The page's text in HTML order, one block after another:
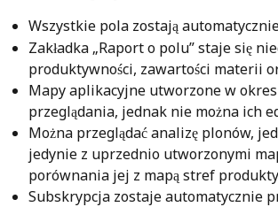
Wszystkie pola zostają
Zakładka „Raport o polu” staje się
produktywności, zawartości materii
Mapy aplikacyjne utworzone w
przeglądania, jednak nie można ich
Można przeglądać analizę plonów,
jedynie z uprzednio utworzonymi
porównania jej z mapą stref
Subskrypcja zostaje automatycznie